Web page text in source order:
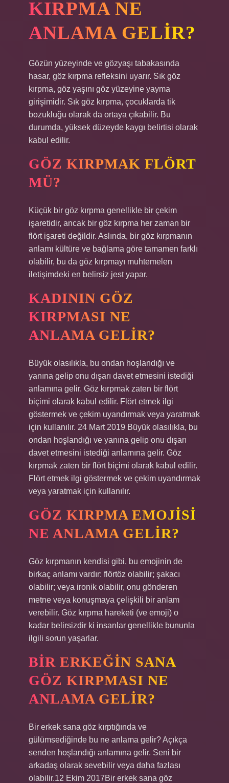
KIRPMA NE
ANLAMA GELIR?
Gözün yüzeyinde ve gözyaşı tabakasında
hasar, göz kırpma refleksini uyarır. Sık göz
kırpma, göz yaşını göz yüzeyine yayma
girişimidir. Sık göz kırpma, çocuklarda tik
bozukluğu olarak da ortaya çıkabilir. Bu
durumda, yüksek düzeyde kaygı belirtisi olarak
kabul edilir.
GÖZ KIRPMAK FLÖRT
MÜ?
Küçük bir göz kırpma genellikle bir çekim
işaretidir, ancak bir göz kırpma her zaman bir
flört işareti değildir. Aslında, bir göz kırpmanın
anlamı kültüre ve bağlama göre tamamen farklı
olabilir, bu da göz kırpmayı muhtemelen
iletişimdeki en belirsiz jest yapar.
KADININ GÖZ
KIRPMASI NE
ANLAMA GELIR?
Büyük olasılıkla, bu ondan hoşlandığı ve
yanına gelip onu dışarı davet etmesini istediği
anlamına gelir. Göz kırpmak zaten bir flört
biçimi olarak kabul edilir. Flört etmek ilgi
göstermek ve çekim uyandırmak veya yaratmak
için kullanılır. 24 Mart 2019 Büyük olasılıkla, bu
ondan hoşlandığı ve yanına gelip onu dışarı
davet etmesini istediği anlamına gelir. Göz
kırpmak zaten bir flört biçimi olarak kabul edilir.
Flört etmek ilgi göstermek ve çekim uyandırmak
veya yaratmak için kullanılır.
GÖZ KIRPMA EMOJISI
NE ANLAMA GELIR?
Göz kırpmanın kendisi gibi, bu emojinin de
birkaç anlamı vardır: flörtöz olabilir; şakacı
olabilir; veya ironik olabilir, onu gönderen
metne veya konuşmaya çelişkili bir anlam
verebilir. Göz kırpma hareketi (ve emoji) o
kadar belirsizdir ki insanlar genellikle bununla
ilgili sorun yaşarlar.
BIR ERKEĞIN SANA
GÖZ KIRPMASI NE
ANLAMA GELIR?
Bir erkek sana göz kırptığında ve
gülümsediğinde bu ne anlama gelir? Açıkça
senden hoşlandığı anlamına gelir. Seni bir
arkadaş olarak sevebilir veya daha fazlası
olabilir.12 Ekim 2017Bir erkek sana göz